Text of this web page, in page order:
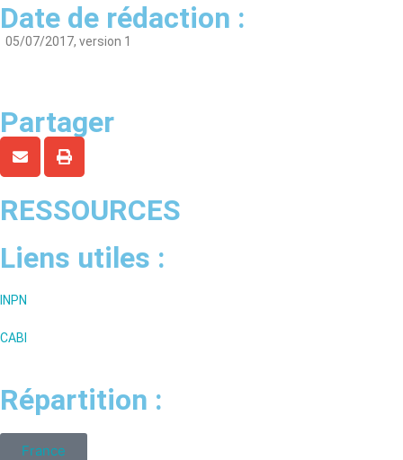
Date de rédaction :
05/07/2017, version 1
Partager
RESSOURCES
Liens utiles :
INPN
CABI
Répartition :
France